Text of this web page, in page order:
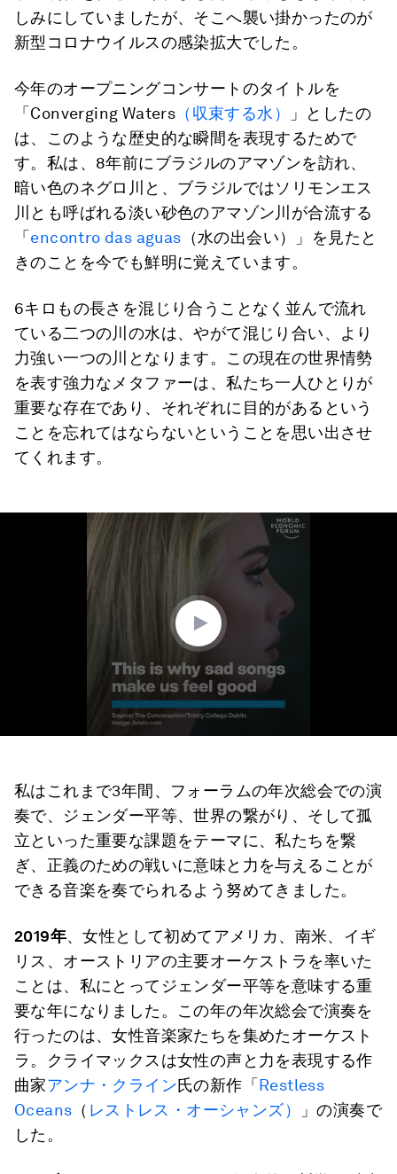
しみにしていましたが、そこへ襲い掛かったのが
新型コロナウイルスの感染拡大でした。
今年のオープニングコンサートのタイトルを
「Converging Waters （収束する水）
」としたの
は、このような歴史的な瞬間を表現するためで
す。私は、8年前にブラジルのアマゾンを訪れ、
暗い色のネグロ川と、ブラジルではソリモンエス
川とも呼ばれる淡い砂色のアマゾン川が合流する
「 encontro das aguas （水の出会い）」を見たと
きのことを今でも鮮明に覚えています。
6キロもの長さを混じり合うことなく並んで流れ
ている二つの川の水は、やがて混じり合い、より
力強い一つの川となります。この現在の世界情勢
を表す強力なメタファーは、私たち一人ひとりが
重要な存在であり、それぞれに目的があるという
ことを忘れてはならないということを思い出させ
てくれます。
私はこれまで3年間、フォーラムの年次総会での演
奏で、ジェンダー平等、世界の繋がり、そして孤
立といった重要な課題をテーマに、私たちを繋
ぎ、正義のための戦いに意味と力を与えることが
できる音楽を奏でられるよう努めてきました。
2019年、女性として初めてアメリカ、南米、イギ
リス、オーストリアの主要オーケストラを率いた
ことは、私にとってジェンダー平等を意味する重
要な年になりました。この年の年次総会で演奏を
行ったのは、女性音楽家たちを集めたオーケスト
ラ。クライマックスは女性の声と力を表現する作
曲家アンナ・クライン氏の新作「 Restless
Oceans （ レストレス・オーシャンズ）
」の演奏で
した。